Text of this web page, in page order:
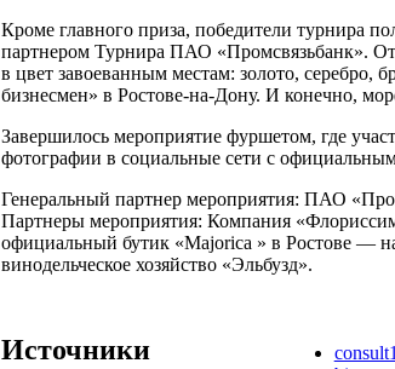
Кроме главного приза, победители турнира
партнером Турнира ПАО «Промсвязьбанк».
в цвет завоеванным местам: золото, серебро,
бизнесмен» в Ростове-на-Дону. И конечно,
Завершилось мероприятие фуршетом, где
фотографии в социальные сети с
Генеральный партнер мероприятия: ПАО
Партнеры мероприятия: Компания
официальный бутик «Majorica » в Ростове —
винодельческое хозяйство «Эльбузд».
Источники